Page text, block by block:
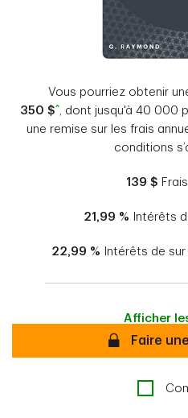
Vous pourriez obtenir
350 $^, dont jusqu'à 40 000
une remise sur les frais
conditions
139 $
21,99 % Intérêts
22,99 % Intérêts de
Afficher
Sécurisé
Faire